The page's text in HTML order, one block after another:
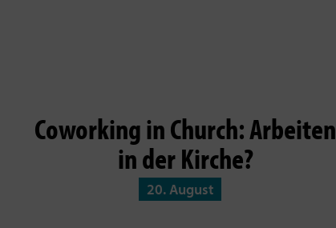
Coworking in Church: Arbeiten
in der Kirche?
20. August